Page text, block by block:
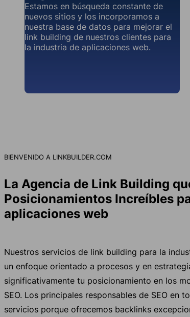
Estamos en búsqueda constante de
nuevos sitios y los incorporamos a
nuestra base de datos para mejorar el
link building de nuestros clientes para
la industria de aplicaciones web.
BIENVENIDO A LINKBUILDER.COM
La Agencia de Link Building
Posicionamientos Increíbles
aplicaciones web
Nuestros servicios de link building para la
un enfoque orientado a procesos y en
significativamente tu posicionamiento en los
SEO. Los principales responsables de SEO en
servicios porque ofrecemos backlinks